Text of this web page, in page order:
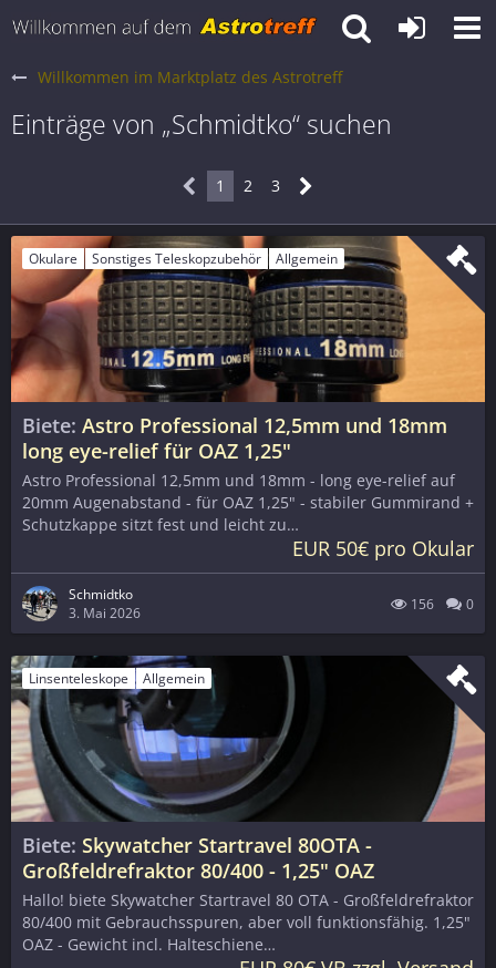
Willkommen im Marktplatz des Astrotreff
Einträge von „Schmidtko“ suchen
1 2 3
Okulare Sonstiges Teleskopzubehör Allgemein
Biete Astro Professional 12,5mm und 18mm
long eye-relief für OAZ 1,25"
Astro Professional 12,5mm und 18mm - long eye-relief auf
20mm Augenabstand - für OAZ 1,25" - stabiler Gummirand +
Schutzkappe sitzt fest und leicht zu…
EUR 50€ pro Okular
Schmidtko
3. Mai 2026
156 0
Linsenteleskope Allgemein
Biete Skywatcher Startravel 80OTA -
Großfeldrefraktor 80/400 - 1,25" OAZ
Hallo! biete Skywatcher Startravel 80 OTA - Großfeldrefraktor
80/400 mit Gebrauchsspuren, aber voll funktionsfähig. 1,25"
OAZ - Gewicht incl. Halteschiene…